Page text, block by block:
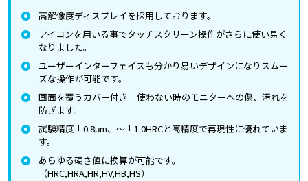
高解像度ディスプレイを採用しております。
アイコンを用いる事でタッチスクリーン操作がさらに使い易く
なりました。
ユーザーインターフェイスも分かり易いデザインになりスムー
ズな操作が可能です。
画面を覆うカバー付き 使わない時のモニターへの傷、汚れを
防ぎます。
試験精度±0.8μm、～±1.0HRCと高精度で再現性に優れていま
す。
あらゆる硬さ値に換算が可能です。
（HRC,HRA,HR,HV,HB,HS）